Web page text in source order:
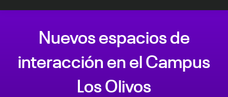
Nuevos espacios de
interacción en el Campus
Los Olivos